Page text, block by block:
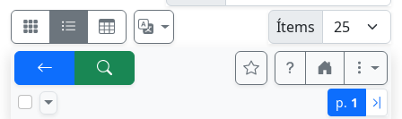
Ítems
p. 1